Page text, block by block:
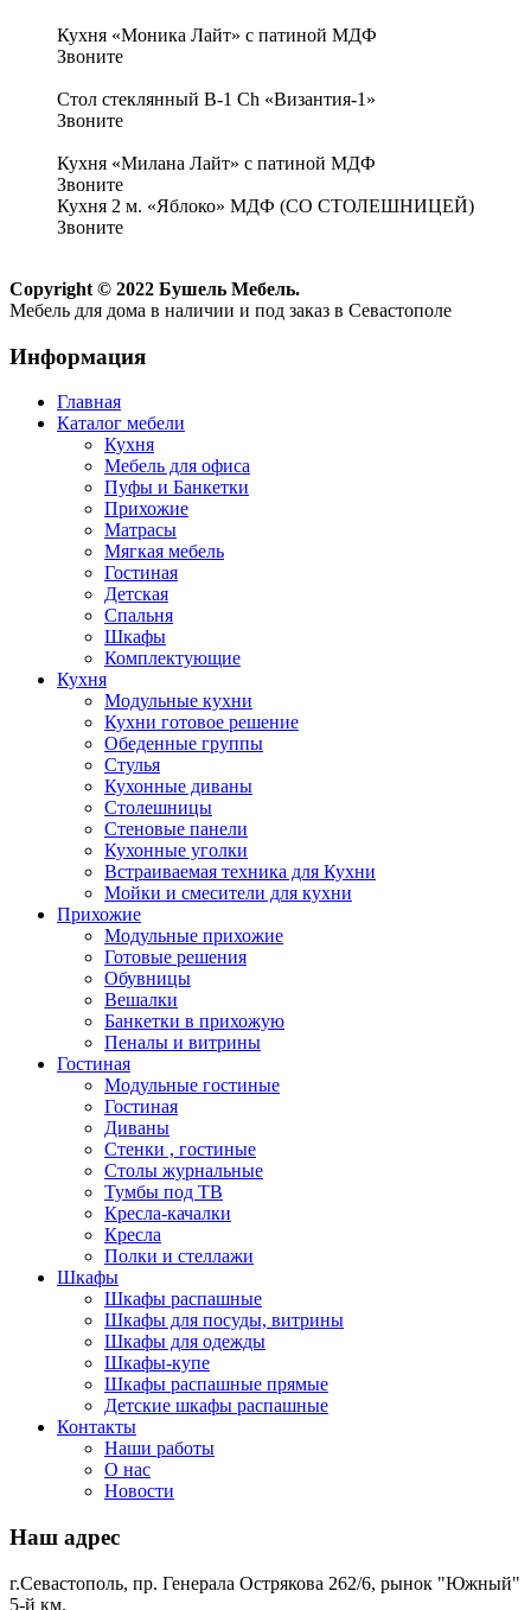
Кухня «Моника Лайт» с патиной МДФ
Звоните
Стол стеклянный В-1 Ch «Византия-1»
Звоните
Кухня «Милана Лайт» с патиной МДФ
Звоните
Кухня 2 м. «Яблоко» МДФ (СО СТОЛЕШНИЦЕЙ)
Звоните
Copyright © 2022 Бушель Мебель.
Мебель для дома в наличии и под заказ в Севастополе
Информация
Главная
Каталог мебели
Кухня
Мебель для офиса
Пуфы и Банкетки
Прихожие
Матрасы
Мягкая мебель
Гостиная
Детская
Спальня
Шкафы
Комплектующие
Кухня
Модульные кухни
Кухни готовое решение
Обеденные группы
Стулья
Кухонные диваны
Столешницы
Стеновые панели
Кухонные уголки
Встраиваемая техника для Кухни
Мойки и смесители для кухни
Прихожие
Модульные прихожие
Готовые решения
Обувницы
Вешалки
Банкетки в прихожую
Пеналы и витрины
Гостиная
Модульные гостиные
Гостиная
Диваны
Стенки , гостиные
Столы журнальные
Тумбы под ТВ
Кресла-качалки
Кресла
Полки и стеллажи
Шкафы
Шкафы распашные
Шкафы для посуды, витрины
Шкафы для одежды
Шкафы-купе
Шкафы распашные прямые
Детские шкафы распашные
Контакты
Наши работы
О нас
Новости
Наш адрес
г.Севастополь, пр. Генерала Острякова 262/6, рынок "Южный"
5-й км.